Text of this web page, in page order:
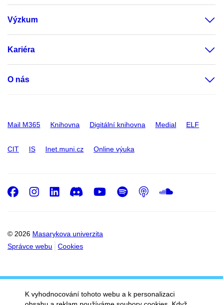
Výzkum
Kariéra
O nás
Mail M365 Knihovna Digitální knihovna Medial ELF
CIT IS Inet.muni.cz Online výuka
© 2026 Masarykova univerzita
Správce webu
Cookies
Facebook
Instagram
LinkedIn
DiscordYoutube
Spotify
Podcast
K vyhodnocování tohoto webu a k personalizaci